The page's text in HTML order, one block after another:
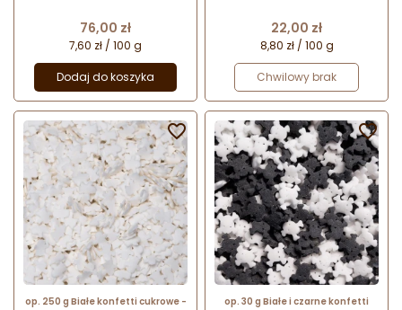
Cena
76,00 zł
7,60 zł / 100 g
Dodaj do koszyka
Cena
22,00 zł
8,80 zł / 100 g
Chwilowy brak
op. 250 g Białe konfetti cukrowe -

op. 30 g Białe i czarne konfetti
